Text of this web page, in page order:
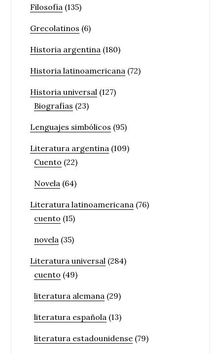
Filosofía (135)
Grecolatinos (6)
Historia argentina (180)
Historia latinoamericana (72)
Historia universal (127)
Biografías (23)
Lenguajes simbólicos (95)
Literatura argentina (109)
Cuento (22)
Novela (64)
Literatura latinoamericana (76)
cuento (15)
novela (35)
Literatura universal (284)
cuento (49)
literatura alemana (29)
literatura española (13)
literatura estadounidense (79)